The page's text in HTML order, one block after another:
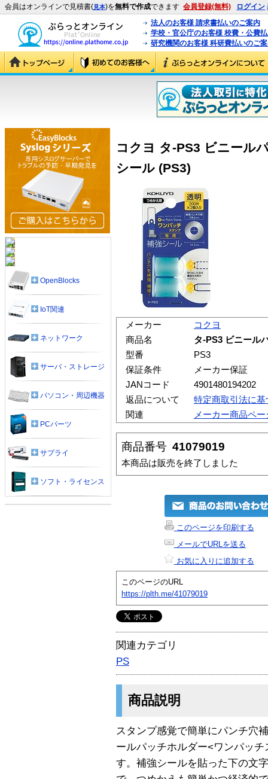
会員はオンラインで見積書(見本)を無料で作成できます 会員登録(無料) ログイン
法人のお客様 請求書払いのご案内
学校・官公庁のお客様 校費・公費
研究機関のお客様 科研費払いのご
コクヨ タ-PS3 ビニール
シール (PS3)
メーカー
コクヨ
商品名
タ-PS3 ビニール
型番
PS3
保証条件
メーカー保証
JANコード
4901480194202
返品について
特定商取引法に基
関連
メーカー商品ペー
商品番号 41079019
本商品は販売を終了しました
このページを印刷する
メールでURLを送る
お気に入りに追加する
このページのURL
https://plth.me/41079019
関連カテゴリ
PS
商品説明
スタンプ感覚で簡単にパンチ穴
ールパッチホルダー<ワンパッ
す。補強シールを貼った下の文
OpenBlocks
IoT関連
ネットワーク
サーバ・ストレージ
パソコン・周辺機器
PCパーツ
サプライ
ソフト・ライセンス